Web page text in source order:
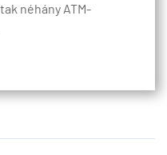
néhány ATM-